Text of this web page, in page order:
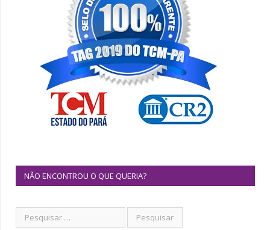
NÃO ENCONTROU O QUE QUERIA?